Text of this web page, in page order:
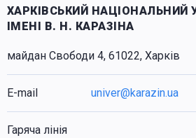
ХАРКІВСЬКИЙ НАЦІОНАЛЬНИЙ
ІМЕНІ В. Н. КАРАЗІНА
майдан Свободи 4, 61022, Харків
E-mail univer@karazin.ua
Гаряча лінія